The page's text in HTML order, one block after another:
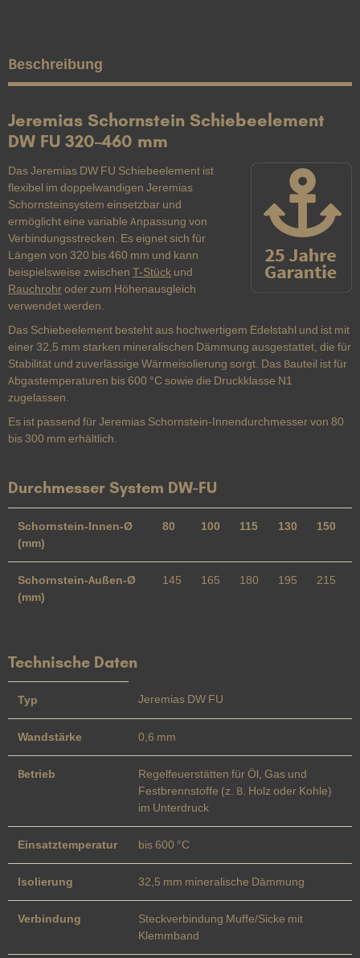
Beschreibung
Jeremias Schornstein Schiebeelement
DW FU 320–460 mm
Das Jeremias DW FU Schiebeelement ist
flexibel im doppelwandigen Jeremias
Schornsteinsystem einsetzbar und
ermöglicht eine variable Anpassung von
Verbindungsstrecken. Es eignet sich für
Längen von 320 bis 460 mm und kann
beispielsweise zwischen T-Stück und
Rauchrohroder zum Höhenausgleich
verwendet werden.
Das Schiebeelement besteht aus hochwertigem Edelstahl und ist mit
einer 32,5 mm starken mineralischen Dämmung ausgestattet, die für
Stabilität und zuverlässige Wärmeisolierung sorgt. Das Bauteil ist für
Abgastemperaturen bis 600 °C sowie die Druckklasse N1
zugelassen.
Es ist passend für Jeremias Schornstein-Innendurchmesser von 80
bis 300 mm erhältlich.
Durchmesser System DW-FU
Schornstein-Innen-Ø
(mm)
80 100 115 130 150
Schornstein-Außen-Ø
(mm)
145 165 180 195 215
Technische Daten
Typ Jeremias DW FU
Wandstärke 0,6 mm
Betrieb
Regelfeuerstätten für Öl, Gas und
Festbrennstoffe (z. B. Holz oder Kohle)
im Unterdruck
Einsatztemperatur bis 600 °C
Isolierung 32,5 mm mineralische Dämmung
Verbindung
Steckverbindung Muffe/Sicke mit
Klemmband